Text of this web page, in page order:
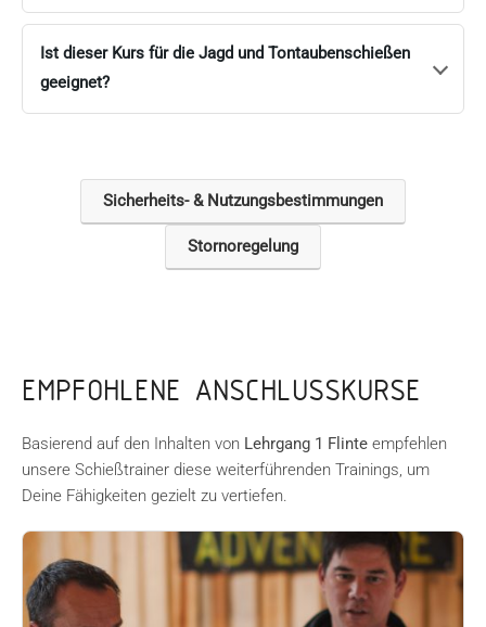
Ist dieser Kurs für die Jagd und Tontaubenschießen
geeignet?
Sicherheits- & Nutzungsbestimmungen
Stornoregelung
EMPFOHLENE ANSCHLUSSKURSE
Basierend auf den Inhalten von Lehrgang 1 Flinteempfehlen
unsere Schießtrainer diese weiterführenden Trainings, um
Deine Fähigkeiten gezielt zu vertiefen.